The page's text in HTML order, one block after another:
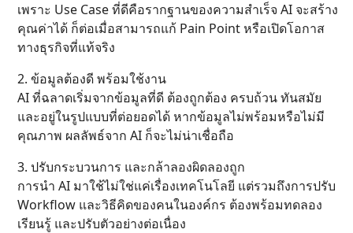
เพราะ Use Case ที่ดีคือรากฐานของความสำเร็จ AI จะสร้าง
คุณค่าได้ ก็ต่อเมื่อสามารถแก้ Pain Point หรือเปิดโอกาส
ทางธุรกิจที่แท้จริง
2. ข้อมูลต้องดี พร้อมใช้งาน
AI ที่ฉลาดเริ่มจากข้อมูลที่ดี ต้องถูกต้อง ครบถ้วน ทันสมัย
และอยู่ในรูปแบบที่ต่อยอดได้ หากข้อมูลไม่พร้อมหรือไม่มี
คุณภาพ ผลลัพธ์จาก AI ก็จะไม่น่าเชื่อถือ
3. ปรับกระบวนการ และกล้าลองผิดลองถูก
การนำ AI มาใช้ไม่ใช่แค่เรื่องเทคโนโลยี แต่รวมถึงการปรับ
Workflow และวิธีคิดของคนในองค์กร ต้องพร้อมทดลอง
เรียนรู้ และปรับตัวอย่างต่อเนื่อง